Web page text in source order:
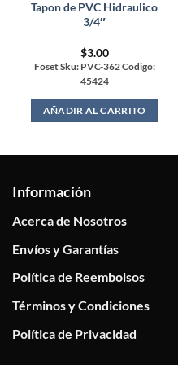
Tapon de PVC Hidraulico
3/4″
$3.00
Foset Sku: PVC-362 Codigo:
45424
AÑADIR AL CARRITO
Información
Acerca de Nosotros
Envíos y Garantías
Política de Reembolsos
Términos y Condiciones
Política de Privacidad